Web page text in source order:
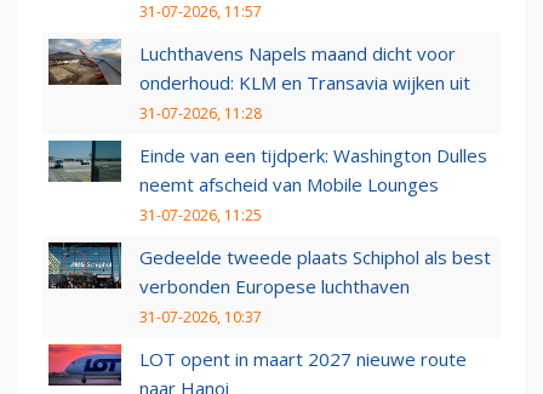
31-07-2026, 11:57
Luchthavens Napels maand dicht voor
onderhoud: KLM en Transavia wijken uit
31-07-2026, 11:28
Einde van een tijdperk: Washington Dulles
neemt afscheid van Mobile Lounges
31-07-2026, 11:25
Gedeelde tweede plaats Schiphol als best
verbonden Europese luchthaven
31-07-2026, 10:37
LOT opent in maart 2027 nieuwe route
naar Hanoi